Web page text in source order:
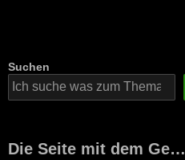
Suchen
Die Seite mit dem Ge…